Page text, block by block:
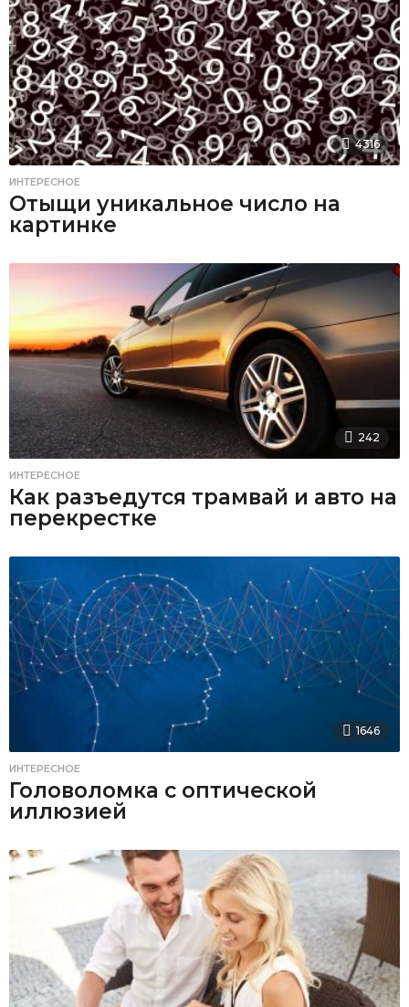
4316
ИНТЕРЕСНОЕ
Отыщи уникальное число на
картинке
242
ИНТЕРЕСНОЕ
Как разъедутся трамвай и авто на
перекрестке
1646
ИНТЕРЕСНОЕ
Головоломка с оптической
иллюзией